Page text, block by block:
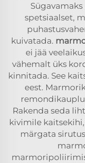
spetsiaalset,
kuivatada.
ei jää
vähemalt üks
kinnitada. See
eest.
Rakenda seda
kivimile
märgata